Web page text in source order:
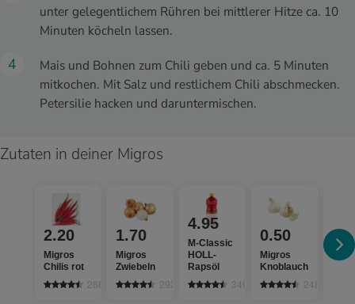
unter gelegentlichem Rühren bei mittlerer Hitze ca. 10
Minuten köcheln lassen.
Mais und Bohnen zum Chili geben und ca. 5 Minuten
mitkochen. Mit Salz und restlichem Chili abschmecken.
Petersilie hacken und daruntermischen.
Zutaten in deiner Migros
2.20
Migros
Chilis rot
268
1.70
Migros
Zwiebeln
2925
4.95
M-Classic
HOLL-
Rapsöl
349
0.50
Migros
Knoblauch
2485